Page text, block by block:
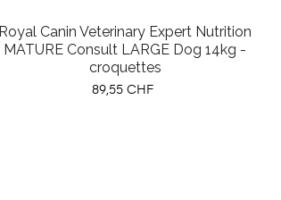
Royal Canin Veterinary Expert Nutrition
MATURE Consult LARGE Dog 14kg -
croquettes
Prix
89,55 CHF